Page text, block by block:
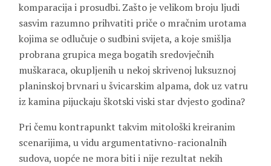
komparacija i prosudbi. Zašto je velikom broju ljudi
sasvim razumno prihvatiti priče o mračnim urotama
kojima se odlučuje o sudbini svijeta, a koje smišlja
probrana grupica mega bogatih sredovječnih
muškaraca, okupljenih u nekoj skrivenoj luksuznoj
planinskoj brvnari u švicarskim alpama, dok uz vatru
iz kamina pijuckaju škotski viski star dvjesto godina?
Pri čemu kontrapunkt takvim mitološki kreiranim
scenarijima, u vidu argumentativno-racionalnih
sudova, uopće ne mora biti i nije rezultat nekih